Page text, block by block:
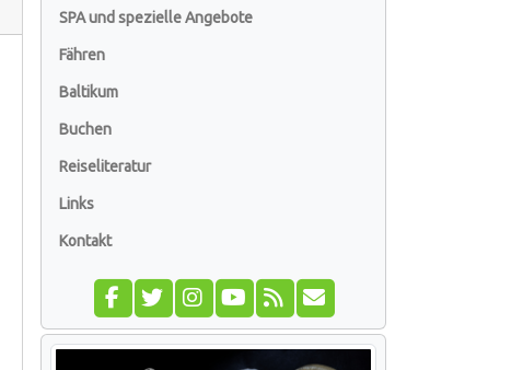
SPA und spezielle Angebote
Fähren
Baltikum
Buchen
Reiseliteratur
Links
Kontakt